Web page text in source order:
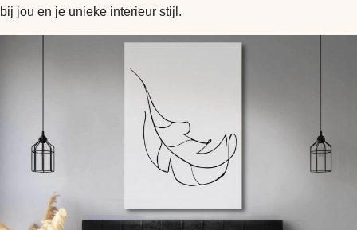
bij jou en je unieke interieur stijl.